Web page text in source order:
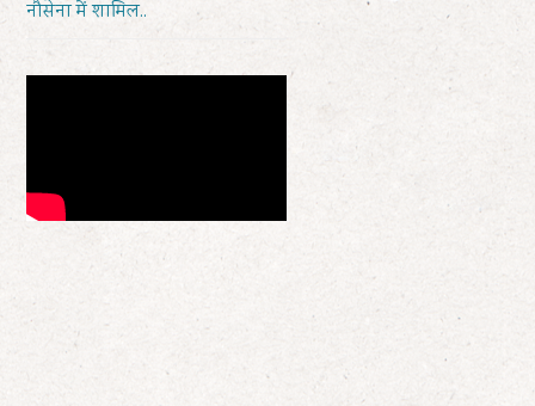
नौसेना में शामिल..